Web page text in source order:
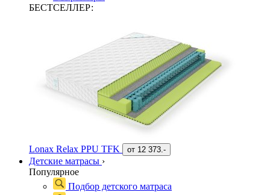
БЕСТСЕЛЛЕР:
Lonax Relax PPU TFK от 12 373.-
Детские матрасы ›
Популярное
Подбор детского матраса